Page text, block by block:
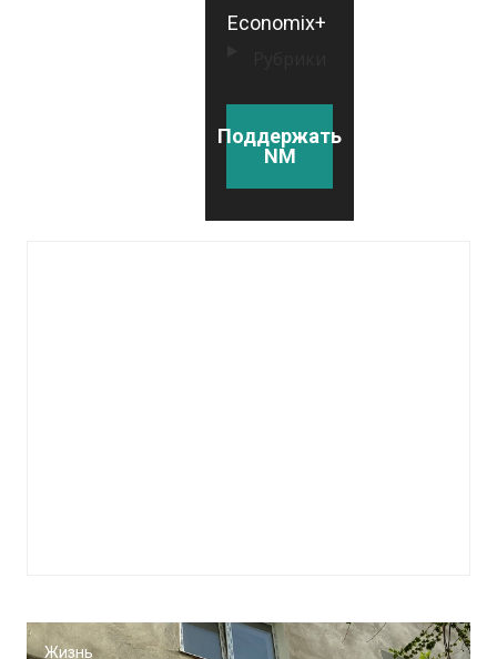
Economix+
Поддержать
NM
Жизнь